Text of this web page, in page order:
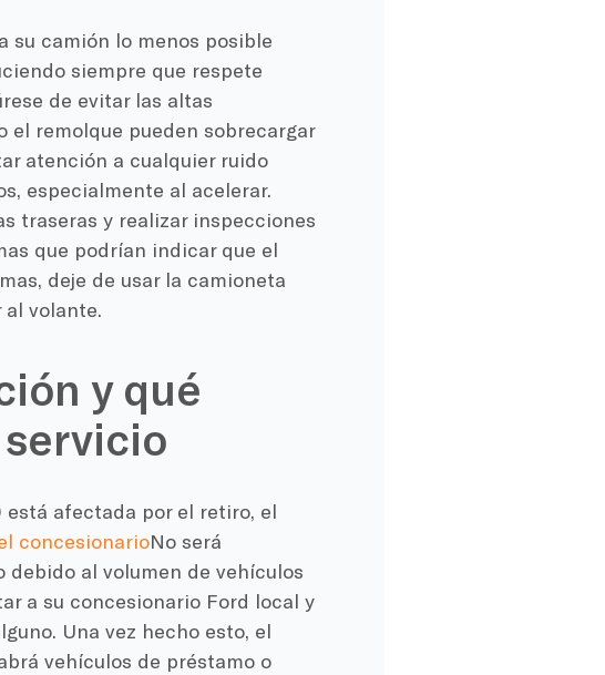
su camión lo menos posible
siempre que respete
de evitar las altas
el remolque pueden sobrecargar
atención a cualquier ruido
especialmente al acelerar.
traseras y realizar inspecciones
que podrían indicar que el
deje de usar la camioneta
volante.
y qué
está afectada por el retiro, el
concesionarioNo será
al volumen de vehículos
a su concesionario Ford local y
Una vez hecho esto, el
vehículos de préstamo o